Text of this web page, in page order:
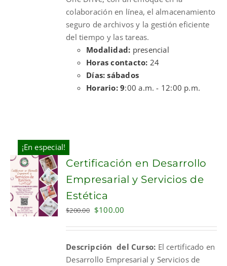
colaboración en línea, el almacenamiento
seguro de archivos y la gestión eficiente
del tiempo y las tareas.
Modalidad: presencial
Horas contacto: 24
Días: sábados
Horario: 9:00 a.m. - 12:00 p.m.
¡En especial!
ADD TO
CART
Certificación en Desarrollo
Empresarial y Servicios de
Estética
$200.00 Original
$200.00.
$100.00
$100.00.
Descripción del Curso: El certificado en
Desarrollo Empresarial y Servicios de